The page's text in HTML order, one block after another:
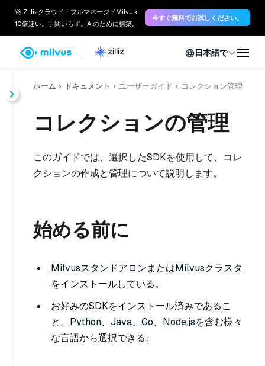
🚀 Zillizクラウド：フルマネージドMilvus -
10倍速い。手間いらず。AIのために構築。
今すぐ無料でお試しください。
日本語で
ホーム ドキュメント ユーザーガイド コレクション管理
コレクションの管理
このガイドでは、選択したSDKを使用して、コレ
クションの作成と管理について説明します。
始める前に
MilvusスタンドアロンまたはMilvusクラスタ
をインストールしている。
お好みのSDKをインストール済みであるこ
と。 Python、 Java、 Go、 Node.jsを含む様々
な言語から選択できる。